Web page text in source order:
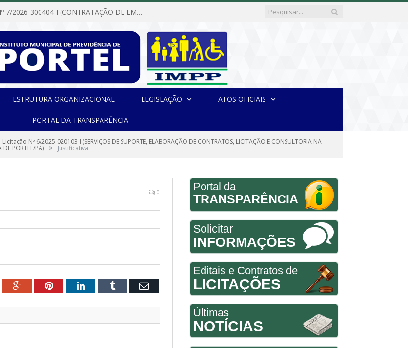
Dispensa de Licitação Nº 7/2026-300404-I (CONTRATAÇÃO DE EMPRESA PARA MANUTENÇÃO E REPARAÇÃO DE APARELHOS DE AR CONDICIONADO, EM ATENDIMENTO ÀS NECESSIDADES DO INSTITUTO DE PREVIDÊNCIA MUNICIPAL DE PORTEL/PA)
ESTRUTURA ORGANIZACIONAL LEGISLAÇÃO ATOS OFICIAIS
PORTAL DA TRANSPARÊNCIA
Nº 6/2025-020103-I (SERVIÇOS DE SUPORTE, ELABORAÇÃO DE CONTRATOS, LICITAÇÃO E CONSULTORIA NA
DE PORTEL/PA) » Justificativa
0
Google+PinterestLinkedInTumblr Email
Portal da
TRANSPARÊNCIA
Solicitar
INFORMAÇÕES
Editais e Contratos de
LICITAÇÕES
Últimas
NOTÍCIAS